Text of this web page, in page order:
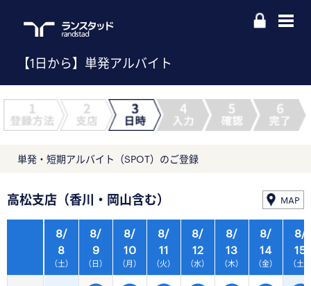
【1日から】単発アルバイト
単発・短期アルバイト（SPOT）のご登録
高松支店（香川・岡山含む） MAP
8/
8
（土）
8/
9
（日）
8/
10
（月）
8/
11
（火）
8/
12
（水）
8/
13
（木）
8/
14
（金）
8/
15
（土）